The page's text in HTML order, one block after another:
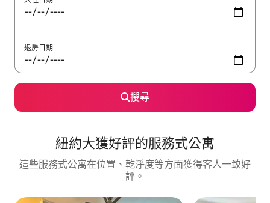
退房日期
搜尋
紐約大獲好評的服務式公寓
這些服務式公寓在位置、乾淨度等方面獲得客人一致好
評。